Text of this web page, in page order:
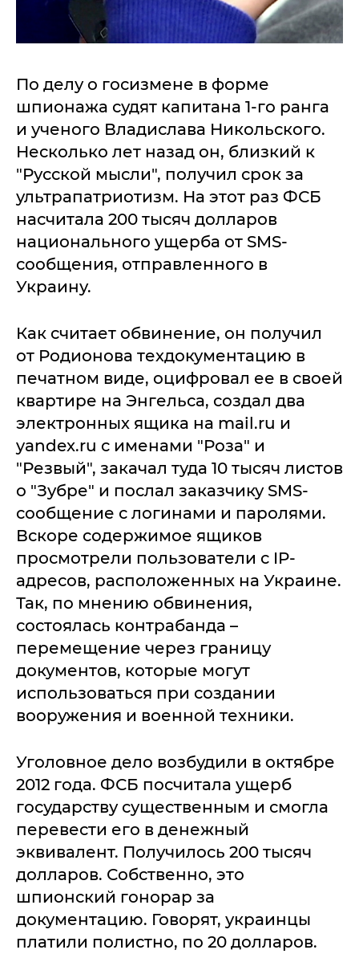
По делу о госизмене в форме
шпионажа судят капитана 1-го ранга
и ученого Владислава Никольского.
Несколько лет назад он, близкий к
"Русской мысли", получил срок за
ультрапатриотизм. На этот раз ФСБ
насчитала 200 тысяч долларов
национального ущерба от SMS-
сообщения, отправленного в
Украину.
Как считает обвинение, он получил
от Родионова техдокументацию в
печатном виде, оцифровал ее в своей
квартире на Энгельса, создал два
электронных ящика на mail.ru и
yandex.ru с именами "Роза" и
"Резвый", закачал туда 10 тысяч листов
о "Зубре" и послал заказчику SMS-
сообщение с логинами и паролями.
Вскоре содержимое ящиков
просмотрели пользователи с IP-
адресов, расположенных на Украине.
Так, по мнению обвинения,
состоялась контрабанда –
перемещение через границу
документов, которые могут
использоваться при создании
вооружения и военной техники.
Уголовное дело возбудили в октябре
2012 года. ФСБ посчитала ущерб
государству существенным и смогла
перевести его в денежный
эквивалент. Получилось 200 тысяч
долларов. Собственно, это
шпионский гонорар за
документацию. Говорят, украинцы
платили полистно, по 20 долларов.